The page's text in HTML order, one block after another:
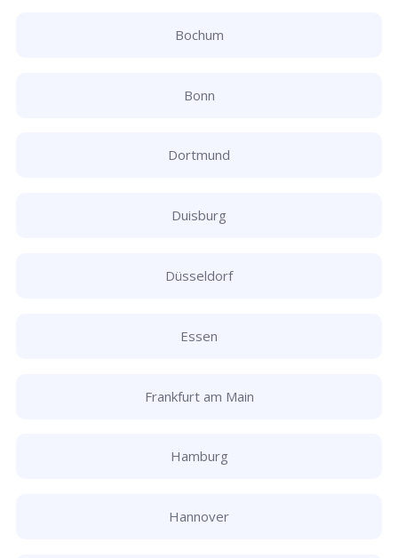
Bochum
Bonn
Dortmund
Duisburg
Düsseldorf
Essen
Frankfurt am Main
Hamburg
Hannover